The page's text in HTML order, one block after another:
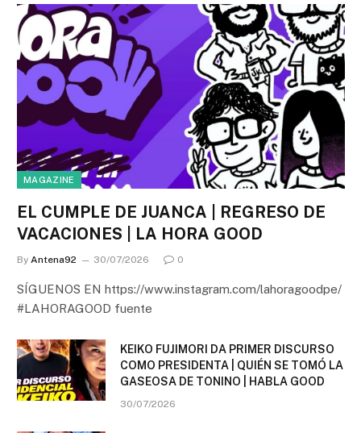
MAGAZINE
EL CUMPLE DE JUANCA | REGRESO DE
VACACIONES | LA HORA GOOD
By Antena92 30/07/2026 0
SÍGUENOS EN https://www.instagram.com/lahoragoodpe/
#LAHORAGOOD fuente
KEIKO FUJIMORI DA PRIMER DISCURSO
COMO PRESIDENTA | QUIÉN SE TOMÓ LA
GASEOSA DE TONINO | HABLA GOOD
30/07/2026